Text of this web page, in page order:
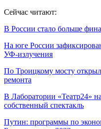
Сейчас читают:
В России стало больше
На юге России
УФ-излучения
По Троицкому мосту
ремонта
В Лаборатории «Театр24»
собственный спектакль
Путин: программы по